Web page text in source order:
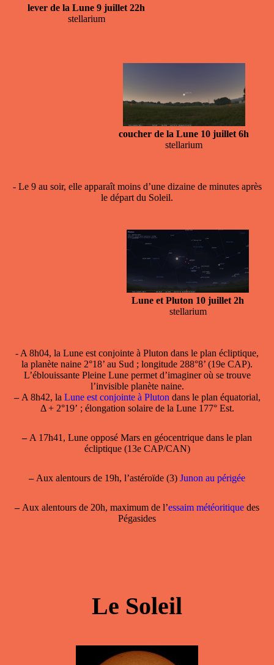
lever de la Lune 9 juillet 22h
stellarium
coucher de la Lune 10 juillet 6h
stellarium
- Le 9 au soir, elle apparaît moins d’une dizaine de minutes après
le départ du Soleil.
Lune et Pluton 10 juillet 2h
stellarium
- A 8h04, la Lune est conjointe à Pluton dans le plan écliptique,
la planète naine 2°18’ au Sud ; longitude 288°8’ (19e CAP).
L’éblouissante Pleine Lune permet d’imaginer où se trouve
l’invisible planète naine.
–A 8h42, la Lune est conjointe à Pluton dans le plan équatorial,
Δ + 2°19’ ; élongation solaire de la Lune 177° Est.
–A 17h41, Lune opposé Mars en géocentrique dans le plan
écliptique (13e CAP/CAN)
–Aux alentours de 19h, l’astéroïde (3) Junon au périgée
–Aux alentours de 20h, maximum de l’essaim météoritique des
Pégasides
Le Soleil